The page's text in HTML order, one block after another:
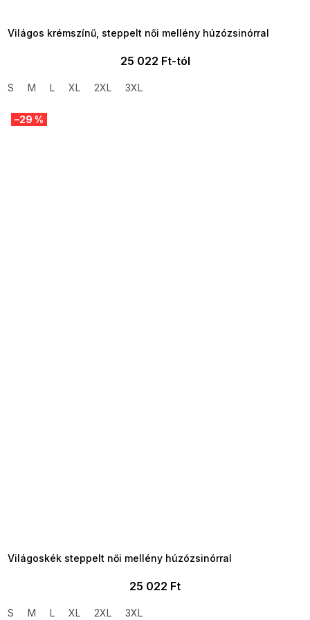
Világos krémszínű, steppelt női mellény húzózsinórral
25 022 Ft-tól
S M L XL 2XL 3XL
–29 %
Világoskék steppelt női mellény húzózsinórral
25 022 Ft
S M L XL 2XL 3XL